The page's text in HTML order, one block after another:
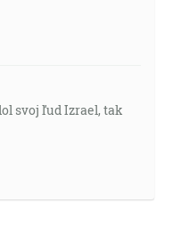
svoj ľud Izrael, tak